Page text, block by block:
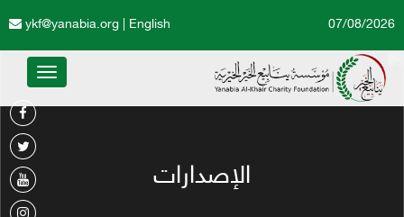
English
ykf@yanabia.org 07/08/2026
Toggle
الإصدارات